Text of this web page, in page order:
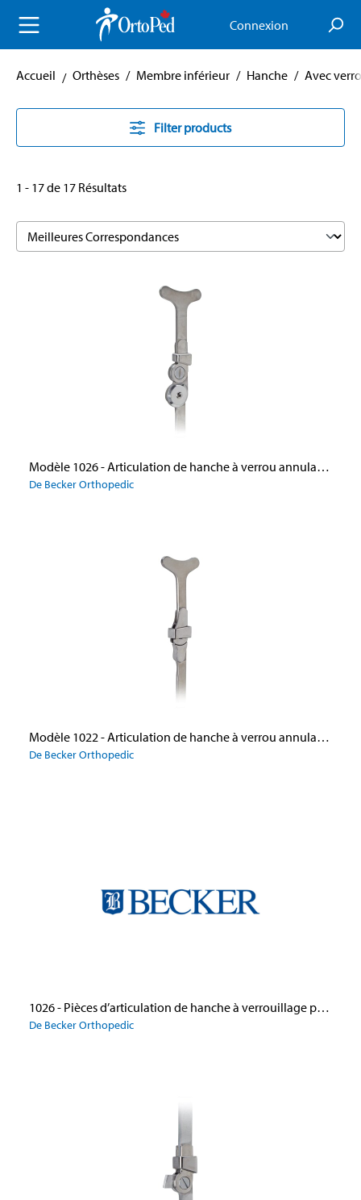
principal Connexion
Accueil Orthèses / Membre inférieur / Hanche / Avec
Filter products
1 - 17 de 17 Résultats
Modèle 1026 - Articulation de hanche à verrou annulaire à flexion réglable
De Becker Orthopedic
Modèle 1022 - Articulation de hanche à verrou annulaire modifié
De Becker Orthopedic
1026 - Pièces d’articulation de hanche à verrouillage par bague réglable (flexion)
De Becker Orthopedic